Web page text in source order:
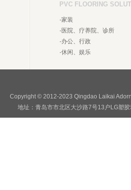
PVC FLOORING
·家装
· 医院、疗养院、诊所
·办公、行政
·休闲、娱乐
Copyright © 2012-2023 Qingdao Laikai
地址：青岛市市北区大沙路7号13户LG